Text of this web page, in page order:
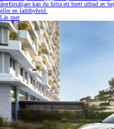
återförsäljare kan du hitta ett brett utbud av
eller en laddhybrid.
Läs mer